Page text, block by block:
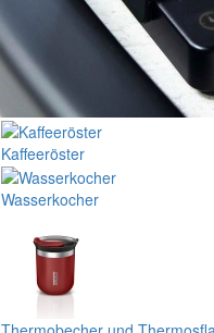
Kaffeeröster
Wasserkocher